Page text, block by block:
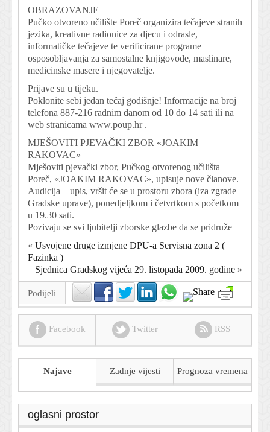
OBRAZOVANJE
Pučko otvoreno učilište Poreč organizira tečajeve stranih
jezika, kreativne radionice za djecu i odrasle,
informatičke tečajeve te verificirane programe
osposobljavanja za samostalne knjigovođe, maslinare,
medicinske masere i njegovatelje.
Prijave su u tijeku.
Poklonite sebi jedan tečaj godišnje! Informacije na broj
telefona 887-216 radnim danom od 10 do 14 sati ili na
web stranicama www.poup.hr .
MJEŠOVITI PJEVAČKI ZBOR «JOAKIM
RAKOVAC»
Mješoviti pjevački zbor, Pučkog otvorenog učilišta
Poreč, «JOAKIM RAKOVAC», upisuje nove članove.
Audicija – upis, vršit će se u prostoru zbora (iza zgrade
Gradske uprave), ponedjeljkom i četvrtkom s početkom
u 19.30 sati.
Pozivaju se svi ljubitelji zborske glazbe da se pridruže
« Usvojene druge izmjene DPU-a Servisna zona 2 (
Fazinka )
Sjednica Gradskog vijeća 29. listopada 2009. godine »
Podijeli
Facebook Twitter RSS
Najave Zadnje vijesti Prognoza vremena
oglasni prostor